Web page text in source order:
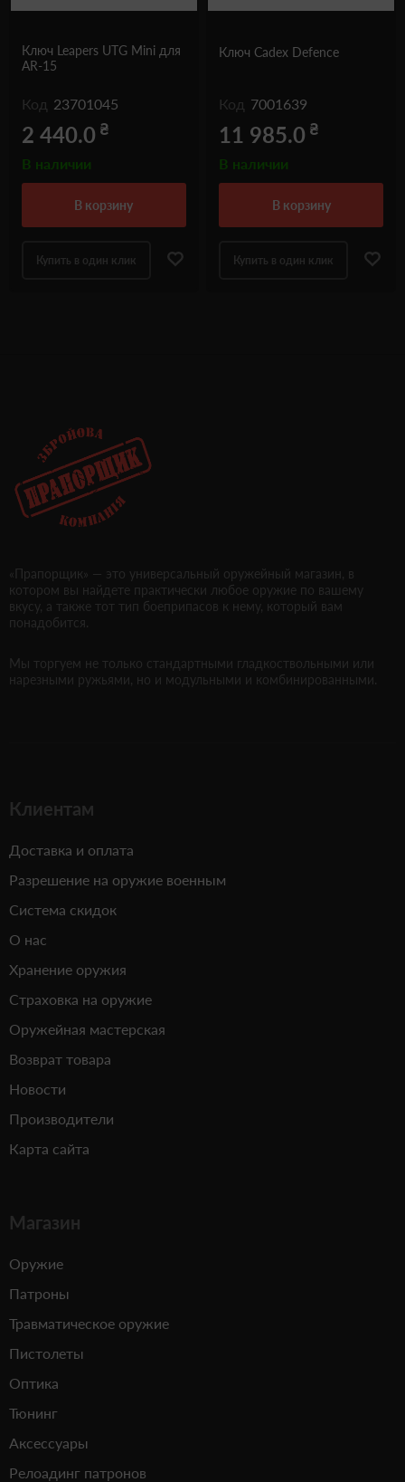
Ключ Leapers UTG Mini для
AR-15
Код 23701045
2 440.0 ₴
В наличии
в корзину
Купить в один клик
Ключ Cadex Defence
Код 7001639
11 985.0 ₴
В наличии
в корзину
Купить в один клик
«Прапорщик» — это универсальный оружейный магазин, в
котором вы найдете практически любое оружие по вашему
вкусу, а также тот тип боеприпасов к нему, который вам
понадобится.
Мы торгуем не только стандартными гладкоствольными или
нарезными ружьями, но и модульными и комбинированными.
Клиентам
Доставка и оплата
Разрешение на оружие военным
Система скидок
О нас
Хранение оружия
Страховка на оружие
Оружейная мастерская
Возврат товара
Новости
Производители
Карта сайта
Магазин
Оружие
Патроны
Травматическое оружие
Пистолеты
Оптика
Тюнинг
Аксессуары
Релоадинг патронов